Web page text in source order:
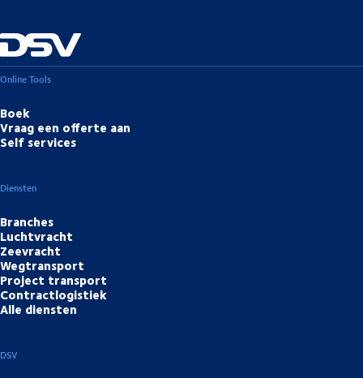
Online Tools
Boek
Vraag een offerte aan
Self services
Diensten
Branches
Luchtvracht
Zeevracht
Wegtransport
Project transport
Contractlogistiek
Alle diensten
DSV